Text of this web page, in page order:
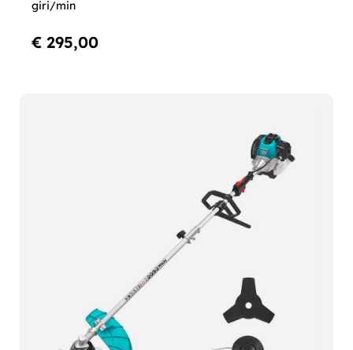
giri/min
€ 295,00